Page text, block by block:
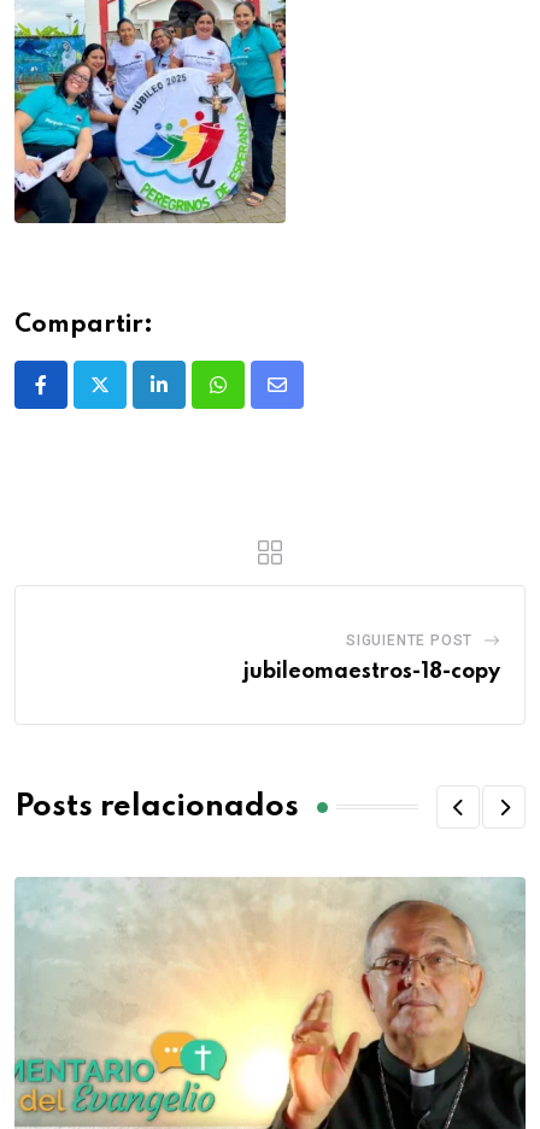
Compartir:
SIGUIENTE POST
jubileomaestros-18-copy
Posts relacionados